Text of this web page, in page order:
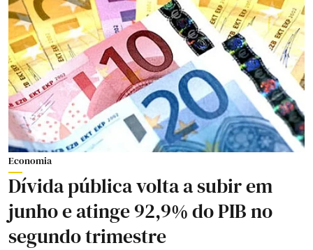
Economia
Dívida pública volta a subir em
junho e atinge 92,9% do PIB no
segundo trimestre